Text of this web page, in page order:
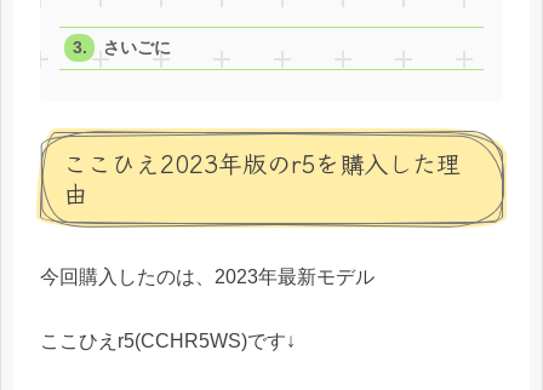
さいごに
ここひえ2023年版のr5を購入した理
由
今回購入したのは、2023年最新モデル
ここひえr5(CCHR5WS)です↓